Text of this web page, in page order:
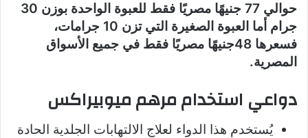
حوالي 77 جنيهًا مصريًا فقط للعبوة الواحدة بوزن 30
جرام أما العبوة الصغيرة التي تزن 10 جرامات،
فسعرها 48جنيهًا مصريًا فقط في جميع الأسواق
المصرية.
دواعي استخدام مرهم ميوبيراكس
يُستخدم هذا الدواء لعلاج الالتهابات الجلدية الحادة